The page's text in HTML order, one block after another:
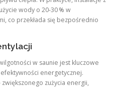
wody o 20‑30 % w
co przekłada się bezpośrednio
w saunie jest kluczowe
energetycznej.
zużycia energii,